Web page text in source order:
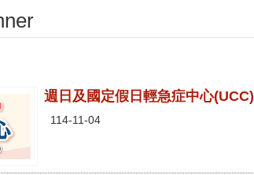
週日及國定假日輕急症中心(UCC)
114-11-04